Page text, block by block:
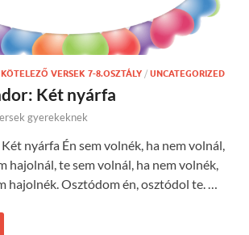
KÖTELEZŐ VERSEK 7-8.OSZTÁLY / UNCATEGORIZED
Két nyárfa
gyerekeknek
nyárfa Én sem volnék, ha nem volnál,
hajolnál, te sem volnál, ha nem volnék,
hajolnék. Osztódom én, osztódol te. …